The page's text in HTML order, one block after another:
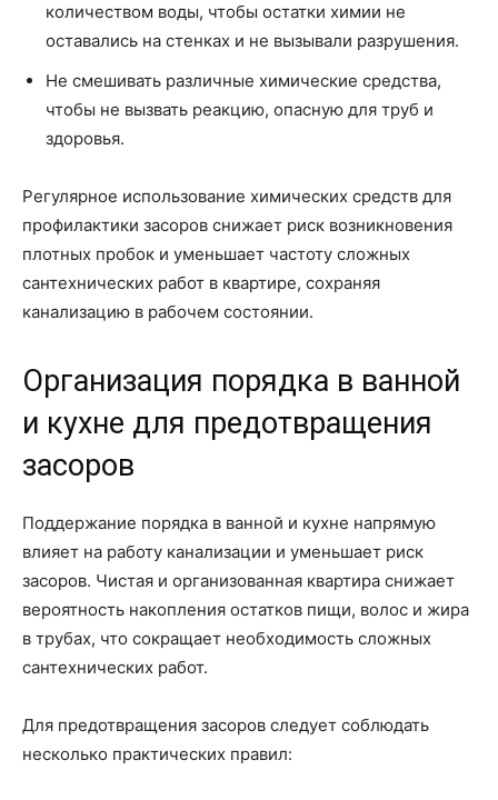
количеством воды, чтобы остатки химии не
оставались на стенках и не вызывали разрушения.
Не смешивать различные химические средства,
чтобы не вызвать реакцию, опасную для труб и
здоровья.
Регулярное использование химических средств для
профилактики засоров снижает риск возникновения
плотных пробок и уменьшает частоту сложных
сантехнических работ в квартире, сохраняя
канализацию в рабочем состоянии.
Организация порядка в ванной
и кухне для предотвращения
засоров
Поддержание порядка в ванной и кухне напрямую
влияет на работу канализации и уменьшает риск
засоров. Чистая и организованная квартира снижает
вероятность накопления остатков пищи, волос и жира
в трубах, что сокращает необходимость сложных
сантехнических работ.
Для предотвращения засоров следует соблюдать
несколько практических правил: